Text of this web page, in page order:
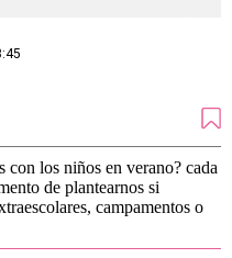
con los niños en verano? cada
de plantearnos si
campamentos o